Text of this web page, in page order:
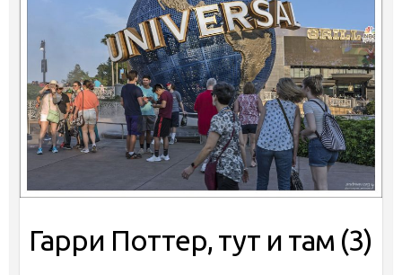
Гарри Поттер, тут и там (3)